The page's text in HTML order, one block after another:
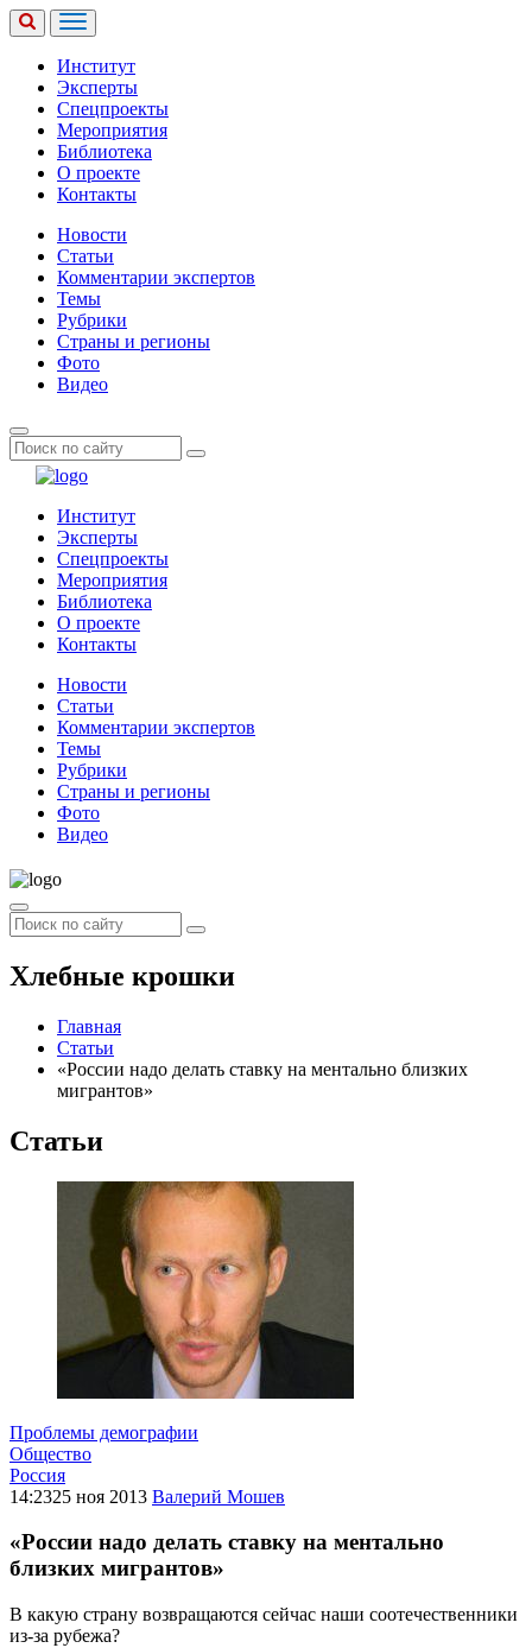
Институт
Эксперты
Спецпроекты
Мероприятия
Библиотека
О проекте
Контакты
Новости
Статьи
Комментарии экспертов
Темы
Рубрики
Страны и регионы
Фото
Видео
Институт
Эксперты
Спецпроекты
Мероприятия
Библиотека
О проекте
Контакты
Новости
Статьи
Комментарии экспертов
Темы
Рубрики
Страны и регионы
Фото
Видео
Хлебные крошки
Главная
Статьи
«России надо делать ставку на ментально близких
мигрантов»
Статьи
Проблемы демографии
Общество
Россия
14:2325 ноя 2013 Валерий Мошев
«России надо делать ставку на ментально
близких мигрантов»
В какую страну возвращаются сейчас наши соотечественники
из-за рубежа?